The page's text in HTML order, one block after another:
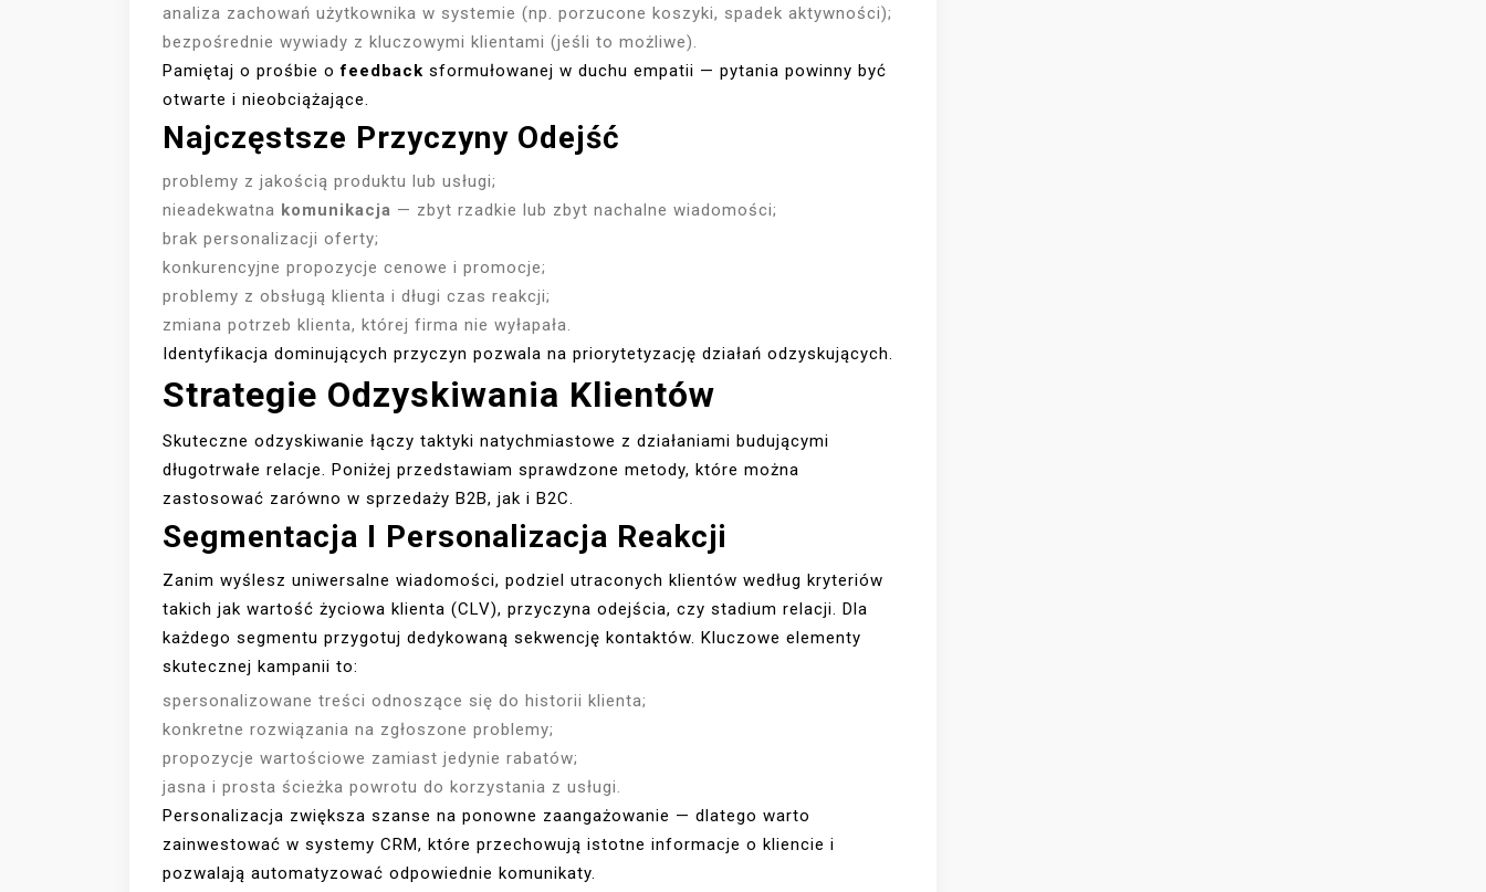
analiza zachowań użytkownika w systemie (np. porzucone koszyki, spadek aktywności);
bezpośrednie wywiady z kluczowymi klientami (jeśli to możliwe).
Pamiętaj o prośbie ofeedback sformułowanej w duchu empatii — pytania powinny być
otwarte i nieobciążające.
Najczęstsze Przyczyny Odejść
problemy z jakością produktu lub usługi;
nieadekwatna komunikacja — zbyt rzadkie lub zbyt nachalne wiadomości;
brak personalizacji oferty;
konkurencyjne propozycje cenowe i promocje;
problemy z obsługą klienta i długi czas reakcji;
zmiana potrzeb klienta, której firma nie wyłapała.
Identyfikacja dominujących przyczyn pozwala na priorytetyzację działań odzyskujących.
Strategie Odzyskiwania Klientów
Skuteczne odzyskiwanie łączy taktyki natychmiastowe z działaniami budującymi
długotrwałe relacje. Poniżej przedstawiam sprawdzone metody, które można
zastosować zarówno w sprzedaży B2B, jak i B2C.
Segmentacja I Personalizacja Reakcji
Zanim wyślesz uniwersalne wiadomości, podziel utraconych klientów według kryteriów
takich jak wartość życiowa klienta (CLV), przyczyna odejścia, czy stadium relacji. Dla
każdego segmentu przygotuj dedykowaną sekwencję kontaktów. Kluczowe elementy
skutecznej kampanii to:
spersonalizowane treści odnoszące się do historii klienta;
konkretne rozwiązania na zgłoszone problemy;
propozycje wartościowe zamiast jedynie rabatów;
jasna i prosta ścieżka powrotu do korzystania z usługi.
Personalizacja zwiększa szanse na ponowne zaangażowanie — dlatego warto
zainwestować w systemy CRM, które przechowują istotne informacje o kliencie i
pozwalają automatyzować odpowiednie komunikaty.